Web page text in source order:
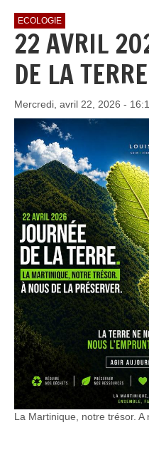
ECOLOGIE
22 AVRIL
DE LA TERRE
Mercredi, avril 22, 2026 -
La Martinique, notre trésor. A